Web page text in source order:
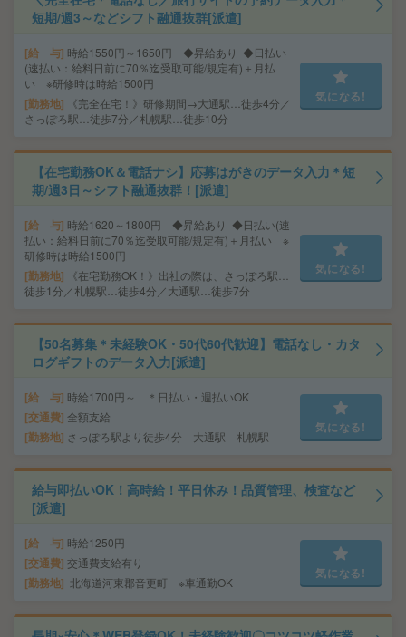
短期/週3～などシフト融通抜群[派遣]
給 与 時給1550円～1650円 ◆昇給あり ◆日払い
(速払い：給料日前に70％迄受取可能/規定有)＋月払
い ※研修時は時給1500円
勤務地
《完全在宅！》研修期間→大通駅…徒歩4分／
さっぽろ駅…徒歩7分／札幌駅…徒歩10分
気になる!
【在宅勤務OK＆電話ナシ】応募はがきのデータ入力＊短
期/週3日～シフト融通抜群！[派遣]
給 与 時給1620～1800円 ◆昇給あり ◆日払い(速
払い：給料日前に70％迄受取可能/規定有)＋月払い ※
研修時は時給1500円
勤務地
《在宅勤務OK！》出社の際は、さっぽろ駅…
徒歩1分／札幌駅…徒歩4分／大通駅…徒歩7分
気になる!
【50名募集＊未経験OK・50代60代歓迎】電話なし・カタ
ログギフトのデータ入力[派遣]
給 与 時給1700円～ ＊日払い・週払いOK
交通費 全額支給
勤務地 さっぽろ駅より徒歩4分 大通駅 札幌駅
気になる!
給与即払いOK！高時給！平日休み！品質管理、検査など
[派遣]
給 与 時給1250円
交通費 交通費支給有り
勤務地 北海道河東郡音更町 ※車通勤OK
気になる!